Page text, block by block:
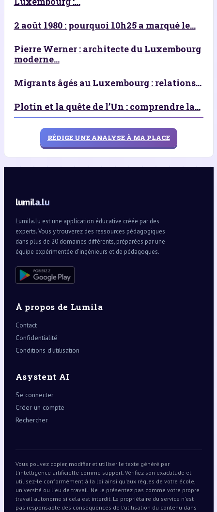
2 août 1980 : pourquoi 10h25 a marqué le...
Pierre Werner : architecte du Luxembourg
moderne...
Migrants âgés au Luxembourg : relations...
Plotin et la quête de l’Un : comprendre la...
RÉDIGE UNE ANALYSE À MA PLACE
lumila.lu
Lumila.lu est une application éducative créée par des
experts. Vous y trouverez des ressources pédagogiques
dans plus de 20 domaines différents, préparées par une
équipe expérimentée d’ingénieurs et de pédagogues.
À propos de Lumila
Contact
Confidentialité
Conditions d’utilisation
Asystent AI
Se connecter
Créer un compte
Rechercher
Vous pouvez copier, modifier et utiliser le texte généré par
l'intelligence artificielle comme support. Vérifiez son exactitude et
utilisez-le conformément à la loi ainsi qu'aux règles de votre école,
université ou lieu de travail. Ne le présentez pas comme votre propre
travail autonome si cela est interdit. Le propriétaire du service n'est
pas responsable des conséquences de l'utilisation du contenu dans